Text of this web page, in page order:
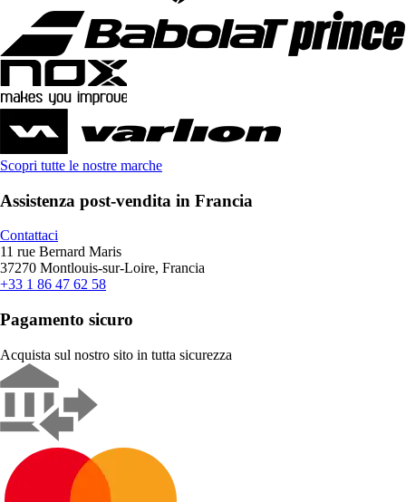
Scopri tutte le nostre marche
Assistenza post-vendita in Francia
Contattaci
11 rue Bernard Maris
37270 Montlouis-sur-Loire, Francia
+33 1 86 47 62 58
Pagamento sicuro
Acquista sul nostro sito in tutta sicurezza